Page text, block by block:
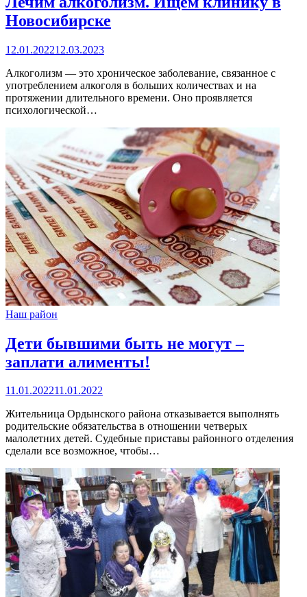
Новосибирске
12.01.202212.03.2023
Алкоголизм — это хроническое заболевание, связанное с
употреблением алкоголя в больших количествах и на
протяжении длительного времени. Оно проявляется
психологической…
Наш район
Дети бывшими быть не могут –
заплати алименты!
11.01.202211.01.2022
Жительница Ордынского района отказывается выполнять
родительские обязательства в отношении четверых
малолетних детей. Судебные приставы районного отделения
сделали все возможное, чтобы…